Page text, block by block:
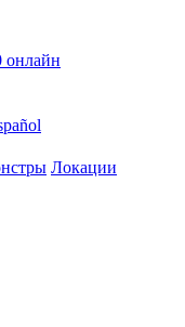
онлайн
Локации